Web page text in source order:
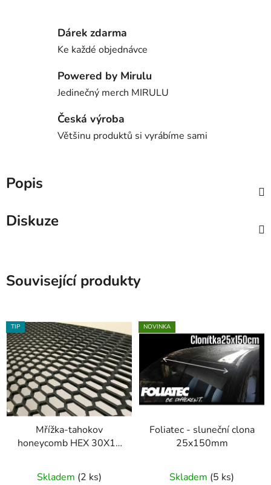
Dárek zdarma
Ke každé objednávce
Powered by Mirulu
Jedinečný merch MIRULU
Česká výroba
Většinu produktů si vyrábíme sami
Popis
Diskuze
Související produkty
TIP
Mřížka-tahokov
honeycomb HEX 30X12
Skladem (2 ks)
NOVINKA
Foliatec - sluneční clona
25x150mm
Skladem (5 ks)